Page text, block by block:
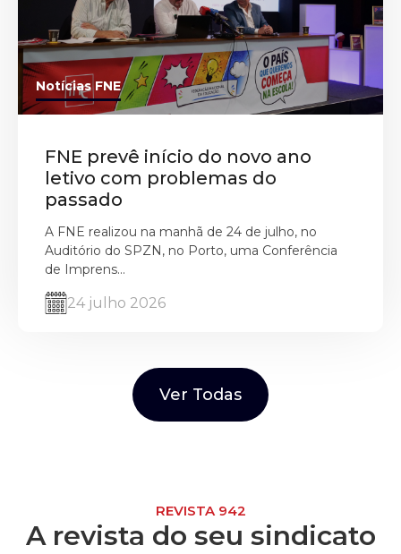
Notícias FNE
FNE prevê início do novo ano
letivo com problemas do
passado
A FNE realizou na manhã de 24 de julho, no
Auditório do SPZN, no Porto, uma Conferência
de Imprens...
24 julho 2026
Ver Todas
REVISTA 942
A revista do seu sindicato